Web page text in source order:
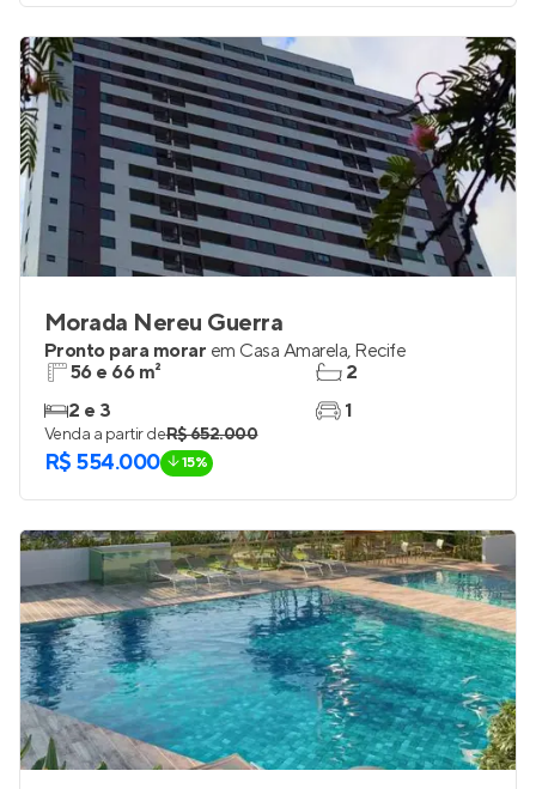
Morada Nereu Guerra
Pronto para morar em Casa Amarela, Recife
56 e 66 m²
2 e 3
2
1
Venda a partir deR$ 652.000
R$ 554.000 15%